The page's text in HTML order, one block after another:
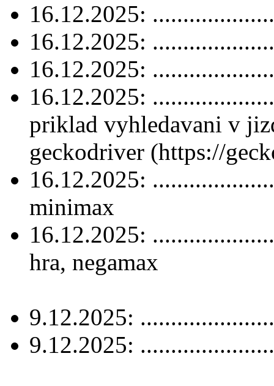
16.12.2025:
16.12.2025:
16.12.2025:
16.12.2025:
priklad vyhledavani v
geckodriver (https://
16.12.2025:
minimax
16.12.2025:
hra, negamax
9.12.2025:
9.12.2025: